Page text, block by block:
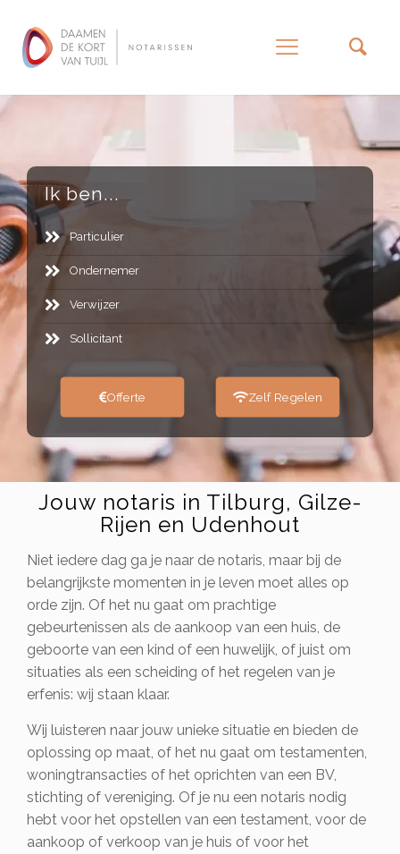
Ik ben...
Particulier
Ondernemer
Verwijzer
Sollicitant
Offerte Zelf Regelen
Jouw notaris in Tilburg, Gilze-
Rijen en Udenhout
Niet iedere dag ga je naar de notaris, maar bij de
belangrijkste momenten in je leven moet alles op
orde zijn. Of het nu gaat om prachtige
gebeurtenissen als de aankoop van een huis, de
geboorte van een kind of een huwelijk, of juist om
situaties als een scheiding of het regelen van je
erfenis: wij staan klaar.
Wij luisteren naar jouw unieke situatie en bieden de
oplossing op maat, of het nu gaat om testamenten,
woningtransacties of het oprichten van een BV,
stichting of vereniging. Of je nu een notaris nodig
hebt voor het opstellen van een testament, voor de
aankoop of verkoop van je huis of voor het